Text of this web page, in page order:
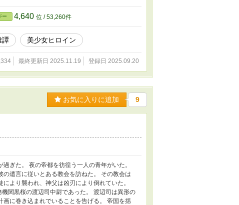
ー 4,640 位 / 53,260件
譚 美少女ヒロイン
最終更新日 2025.11.19 登録日 2025.09.20
お気に入りに追加 9
ぎた。 夜の帝都を彷徨う一人の青年がいた。
遺言に従いとある教会を訪ねた。 その教会は
より襲われ、神父は凶刃により倒れていた。
関黒桜の渡辺司中尉であった。 渡辺司は異形の
に巻き込まれでいることを告げる。 帝国を揺